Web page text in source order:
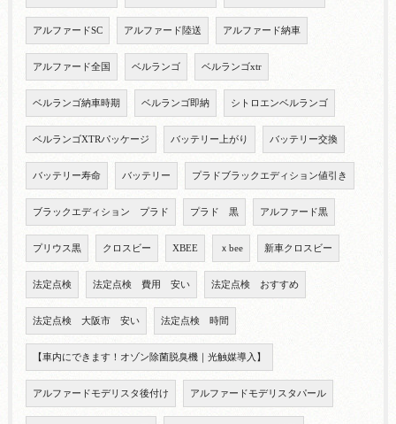
アルファードSC アルファード陸送 アルファード納車
アルファード全国 ベルランゴ ベルランゴxtr
ベルランゴ納車時期 ベルランゴ即納 シトロエンベルランゴ
ベルランゴXTRパッケージ バッテリー上がり バッテリー交換
バッテリー寿命 バッテリー プラドブラックエディション値引き
ブラックエディション プラド プラド 黒 アルファード黒
プリウス黒 クロスビー XBEE ｘbee 新車クロスビー
法定点検 法定点検 費用 安い 法定点検 おすすめ
法定点検 大阪市 安い 法定点検 時間
【車内にできます！オゾン除菌脱臭機｜光触媒導入】
アルファードモデリスタ後付け アルファードモデリスタパール